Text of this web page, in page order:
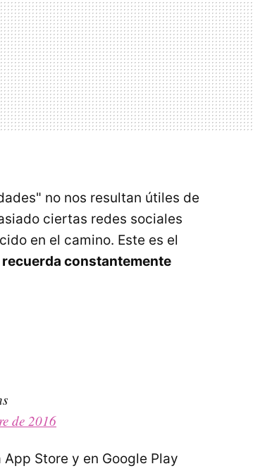
no nos resultan útiles de
ciertas redes sociales
en el camino. Este es el
constantemente
de 2016
Store y en Google Play